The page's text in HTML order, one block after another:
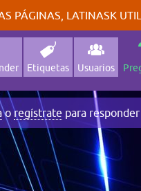
PÁGINAS, LATINASK
Etiquetas Usuarios
oregístrate para